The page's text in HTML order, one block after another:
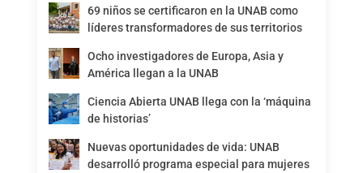
69 niños se certificaron en la UNAB como
líderes transformadores de sus territorios
Ocho investigadores de Europa, Asia y
América llegan a la UNAB
Ciencia Abierta UNAB llega con la ‘máquina
de historias’
Nuevas oportunidades de vida: UNAB
desarrolló programa especial para mujeres